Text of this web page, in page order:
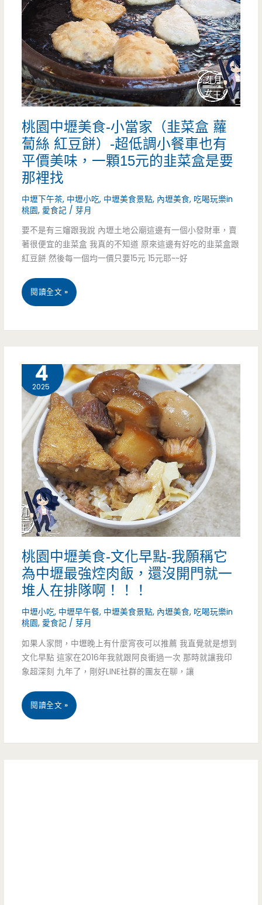
約）
爺
東
水
餃-
一
週
只
開
業
三
把
山
大
爺
的
好
手
藝
傳
承
下
去
桃園中壢美食-小當家（韭菜盒 蘿
蔔絲 紅豆餅）-超低調小餐車也有
平價美味，一顆15元的韭菜盒是要
那裡找
中壢下午茶, 中壢小吃, 中壢美食景點, 內壢美食, 吃喝玩樂in
桃園, 愛食記 /芽月
要不是有三嬸跟我說 內壢土地公廟這邊有一個小發財車，賣
著很便宜的韭菜盒 我真的不知道 原來這邊有好吃的韭菜盒跟
紅豆餅 然後每一個均一價只要15元 15元耶~~好
桃
美
食-
小
當
家
（韭
菜
盒
蘿
蔔
紅
豆
餅）-
超
閱讀全文 »
4
2025
桃園中壢美食-文化早點-我願稱它
為中壢最強焢肉飯，還沒開門就一
堆人在排隊啊！！！
中壢小吃, 中壢早午餐, 中壢美食景點, 內壢美食, 吃喝玩樂in
桃園, 愛食記 /芽月
如果人家問，中壢晚上有什麼宵夜可以推薦 我直覺就是想到
文化早點 這家在2016年我就跟阿良衝過一次 那時就讓我印
象超深刻 九年了，剛好LINE社群的團友在聊，讓
桃
閱讀全文 »